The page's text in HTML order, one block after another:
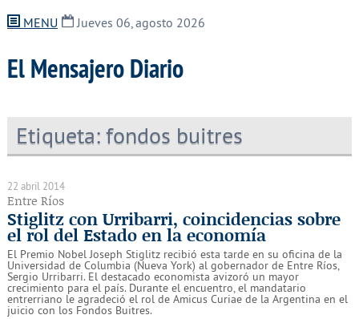
MENU Jueves 06, agosto 2026
El Mensajero Diario
Etiqueta: fondos buitres
22 abril 2014
Entre Ríos
Stiglitz con Urribarri, coincidencias sobre
el rol del Estado en la economía
El Premio Nobel Joseph Stiglitz recibió esta tarde en su oficina de la
Universidad de Columbia (Nueva York) al gobernador de Entre Ríos,
Sergio Urribarri. El destacado economista avizoró un mayor
crecimiento para el país. Durante el encuentro, el mandatario
entrerriano le agradeció el rol de Amicus Curiae de la Argentina en el
juicio con los Fondos Buitres.